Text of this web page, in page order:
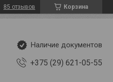
Корзина
85 отзывов
Наличие документов
+375 (29) 621-05-55